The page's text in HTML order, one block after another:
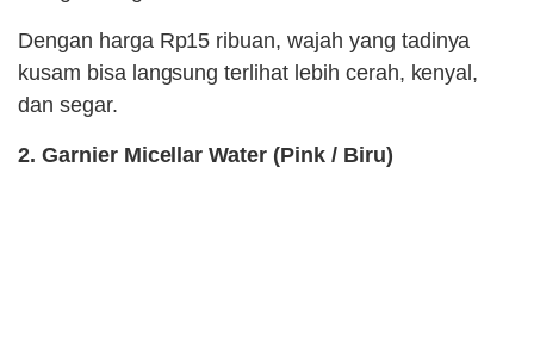
Dengan harga Rp15 ribuan, wajah yang tadinya
kusam bisa langsung terlihat lebih cerah, kenyal,
dan segar.
2. Garnier Micellar Water (Pink / Biru)